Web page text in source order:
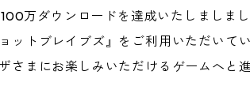
万ダウンロードを達成いたしましま
ットブレイブズ』をご利用いただいて
さまにお楽しみいただけるゲームへと